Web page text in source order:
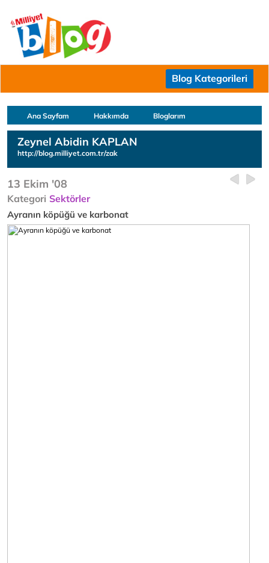
Blog Kategorileri
Ana Sayfam Hakkımda Bloglarım
Zeynel Abidin KAPLAN
http://blog.milliyet.com.tr/zak
13 Ekim '08
Kategori Sektörler
Ayranın köpüğü ve karbonat